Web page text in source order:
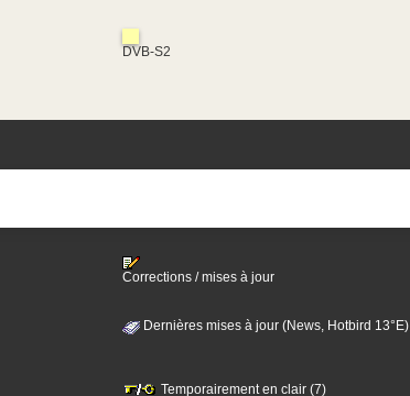
DVB-S2
Corrections / mises à jour
Dernières mises à jour (News, Hotbird 13°E)
Temporairement en clair (7)